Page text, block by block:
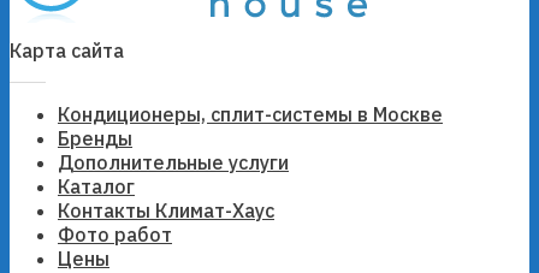
Карта сайта
Кондиционеры, сплит-системы в Москве
Бренды
Дополнительные услуги
Каталог
Контакты Климат-Хаус
Фото работ
Цены